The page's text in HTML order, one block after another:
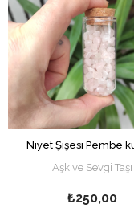
Niyet Şişesi Pembe
Aşk ve Sevgi Taşı
₺250,00